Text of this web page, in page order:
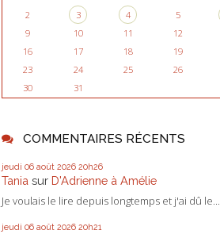
2
3 4 5
9
10 11 12
16
17 18 19
23
24 25 26
30
31
COMMENTAIRES RÉCENTS
jeudi 06 août 2026 20h26
Tania sur D'Adrienne à Amélie
Je voulais le lire depuis longtemps et j'ai dû le...
jeudi 06 août 2026 20h21